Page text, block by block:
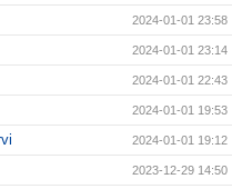
2024-01-01 23:58
2024-01-01 23:14
2024-01-01 22:43
2024-01-01 19:53
2024-01-01 19:12
2023-12-29 14:50